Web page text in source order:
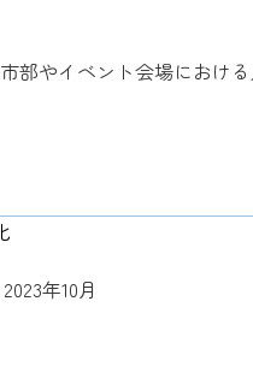
部やイベント会場におけ
年10月